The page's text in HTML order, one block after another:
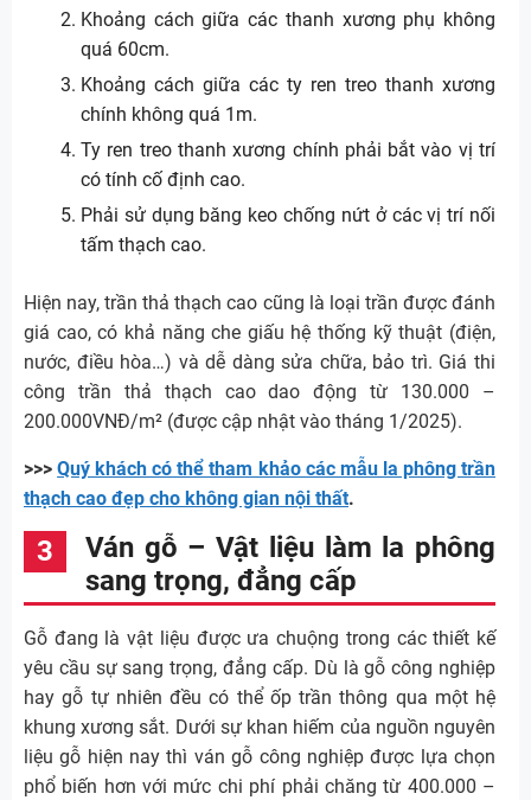
Khoảng cách giữa các thanh xương phụ không
quá 60cm.
Khoảng cách giữa các ty ren treo thanh xương
chính không quá 1m.
Ty ren treo thanh xương chính phải bắt vào vị trí
có tính cố định cao.
Phải sử dụng băng keo chống nứt ở các vị trí nối
tấm thạch cao.
Hiện nay, trần thả thạch cao cũng là loại trần được đánh
giá cao, có khả năng che giấu hệ thống kỹ thuật (điện,
nước, điều hòa…) và dễ dàng sửa chữa, bảo trì. Giá thi
công trần thả thạch cao dao động từ 130.000 –
200.000VNĐ/m² (được cập nhật vào tháng 1/2025).
>>>Quý khách có thể tham khảo các mẫu la phông trần
thạch cao đẹp cho không gian nội thất.
Ván gỗ – Vật liệu làm la phông
sang trọng, đẳng cấp
Gỗ đang là vật liệu được ưa chuộng trong các thiết kế
yêu cầu sự sang trọng, đẳng cấp. Dù là gỗ công nghiệp
hay gỗ tự nhiên đều có thể ốp trần thông qua một hệ
khung xương sắt. Dưới sự khan hiếm của nguồn nguyên
liệu gỗ hiện nay thì ván gỗ công nghiệp được lựa chọn
phổ biến hơn với mức chi phí phải chăng từ 400.000 –